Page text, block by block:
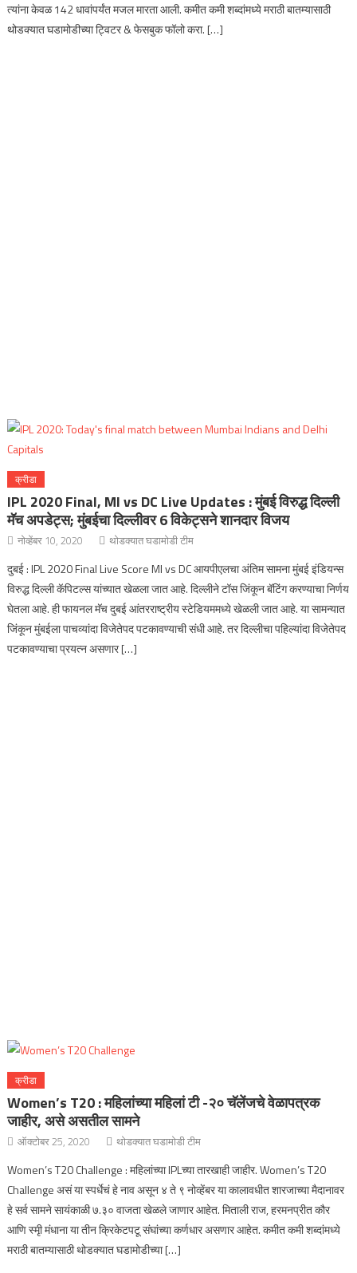
त्यांना केवळ 142 धावांपर्यंत मजल मारता आली. कमीत कमी शब्दांमध्ये मराठी बातम्यासाठी
थोडक्यात घडामोडीच्या ट्विटर & फेसबुक फॉलो करा. […]
क्रीडा
IPL 2020 Final, MI vs DC Live Updates : मुंबई विरुद्ध दिल्ली
मॅच अपडेट्स; मुंबईचा दिल्लीवर 6 विकेट्सने शानदार विजय
नोव्हेंबर 10, 2020 थोडक्यात घडामोडी टीम
दुबई : IPL 2020 Final Live Score MI vs DC आयपीएलचा अंतिम सामना मुंबई इंडियन्स
विरुद्ध दिल्ली कॅपिटल्स यांच्यात खेळला जात आहे. दिल्लीने टॉस जिंकून बॅटिंग करण्याचा निर्णय
घेतला आहे. ही फायनल मॅच दुबई आंतरराष्ट्रीय स्टेडियममध्ये खेळली जात आहे. या सामन्यात
जिंकून मुंबईला पाचव्यांदा विजेतेपद पटकावण्याची संधी आहे. तर दिल्लीचा पहिल्यांदा विजेतेपद
पटकावण्याचा प्रयत्न असणार […]
क्रीडा
Women’s T20 : महिलांच्या महिलां टी -२० चॅलेंजचे वेळापत्रक
जाहीर, असे असतील सामने
ऑक्टोबर 25, 2020 थोडक्यात घडामोडी टीम
Women’s T20 Challenge : महिलांच्या IPLच्या तारखाही जाहीर. Women’s T20
Challenge असं या स्पर्धेचं हे नाव असून ४ ते ९ नोव्हेंबर या कालावधीत शारजाच्या मैदानावर
हे सर्व सामने सायंकाळी ७.३० वाजता खेळले जाणार आहेत. मिताली राज, हरमनप्रीत कौर
आणि स्मृी मंधाना या तीन क्रिकेटपटू संघांच्या कर्णधार असणार आहेत. कमीत कमी शब्दांमध्ये
मराठी बातम्यासाठी थोडक्यात घडामोडीच्या […]